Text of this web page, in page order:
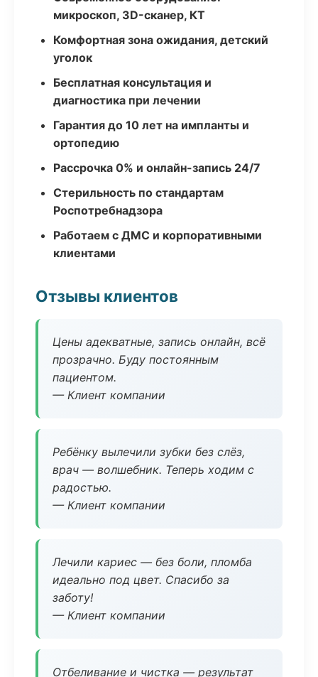
микроскоп, 3D-сканер, КТ
Комфортная зона ожидания, детский
уголок
Бесплатная консультация и
диагностика при лечении
Гарантия до 10 лет на импланты и
ортопедию
Рассрочка 0% и онлайн-запись 24/7
Стерильность по стандартам
Роспотребнадзора
Работаем с ДМС и корпоративными
клиентами
Отзывы клиентов
Цены адекватные, запись онлайн, всё
прозрачно. Буду постоянным
пациентом.
— Клиент компании
Ребёнку вылечили зубки без слёз,
врач — волшебник. Теперь ходим с
радостью.
— Клиент компании
Лечили кариес — без боли, пломба
идеально под цвет. Спасибо за
заботу!
— Клиент компании
Отбеливание и чистка — результат